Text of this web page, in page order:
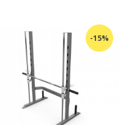
-15%